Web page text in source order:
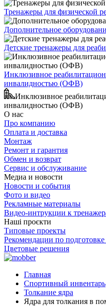
Тренажеры для физической
Дополнительное
Детские тренажеры для
Инклюзивное
инвалидностью (ОФВ)
Инклюзивное
инвалидностью (ОФВ)
О нас
Про компанию
Оплата и доставка
Монтаж
Ремонт и гарантия
Обмен и возврат
Сервис и обслуживание
Медиа и новости
Новости и события
Фото и видео
Рекламные материалы
Видео-интрукции к
Наші проєкти
Типовые проекты
Рекомендации по подготовке
Цветовые решения
Главная
Спортивный инвентарь
Толкание ядра
Ядра для толкания в